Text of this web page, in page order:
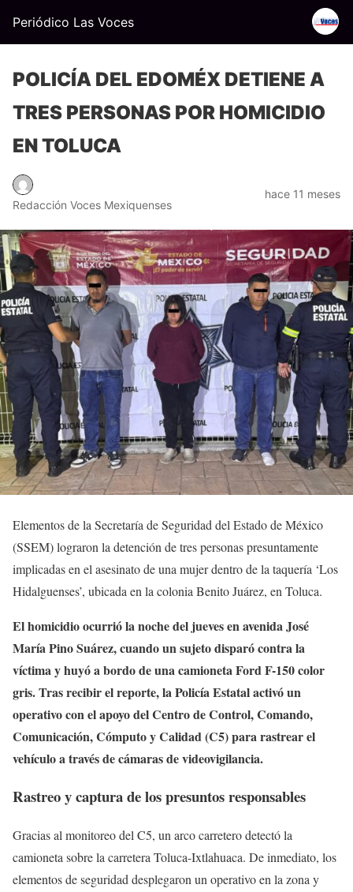
Periódico Las Voces
POLICÍA DEL EDOMÉX DETIENE A
TRES PERSONAS POR HOMICIDIO
EN TOLUCA
Redacción Voces Mexiquenses
hace 11 meses
Elementos de la Secretaría de Seguridad del Estado de México
(SSEM) lograron la detención de tres personas presuntamente
implicadas en el asesinato de una mujer dentro de la taquería ‘Los
Hidalguenses’, ubicada en la colonia Benito Juárez, en Toluca.
El homicidio ocurrió la noche del jueves en avenida José
María Pino Suárez, cuando un sujeto disparó contra la
víctima y huyó a bordo de una camioneta Ford F-150 color
gris. Tras recibir el reporte, la Policía Estatal activó un
operativo con el apoyo del Centro de Control, Comando,
Comunicación, Cómputo y Calidad (C5) para rastrear el
vehículo a través de cámaras de videovigilancia.
Rastreo y captura de los presuntos responsables
Gracias al monitoreo del C5, un arco carretero detectó la
camioneta sobre la carretera Toluca-Ixtlahuaca. De inmediato, los
elementos de seguridad desplegaron un operativo en la zona y